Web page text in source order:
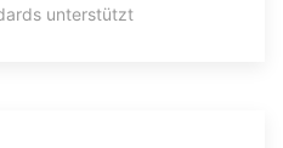
unterstützt